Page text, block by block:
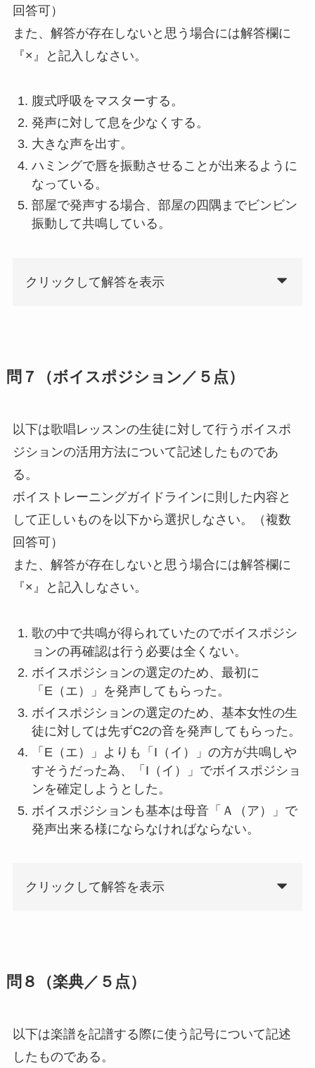
回答可）
また、解答が存在しないと思う場合には解答欄に
『×』と記入しなさい。
腹式呼吸をマスターする。
発声に対して息を少なくする。
大きな声を出す。
ハミングで唇を振動させることが出来るように
なっている。
部屋で発声する場合、部屋の四隅までビンビン
振動して共鳴している。
クリックして解答を表示
問７（ボイスポジション／５点）
以下は歌唱レッスンの生徒に対して行うボイスポ
ジションの活用方法について記述したものであ
る。
ボイストレーニングガイドラインに則した内容と
して正しいものを以下から選択しなさい。（複数
回答可）
また、解答が存在しないと思う場合には解答欄に
『×』と記入しなさい。
歌の中で共鳴が得られていたのでボイスポジシ
ョンの再確認は行う必要は全くない。
ボイスポジションの選定のため、最初に
「E（エ）」を発声してもらった。
ボイスポジションの選定のため、基本女性の生
徒に対しては先ずC2の音を発声してもらった。
「E（エ）」よりも「I（イ）」の方が共鳴しや
すそうだった為、「I（イ）」でボイスポジショ
ンを確定しようとした。
ボイスポジションも基本は母音「Ａ（ア）」で
発声出来る様にならなければならない。
クリックして解答を表示
問８（楽典／５点）
以下は楽譜を記譜する際に使う記号について記述
したものである。